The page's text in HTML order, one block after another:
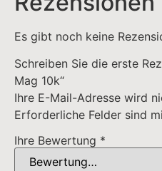
Name*
E-Mail*